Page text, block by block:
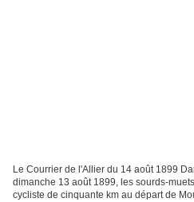
Le Courrier de l'Allier du 14 août 1899
dimanche 13 août 1899, les sourds-
cycliste de cinquante km au départ de